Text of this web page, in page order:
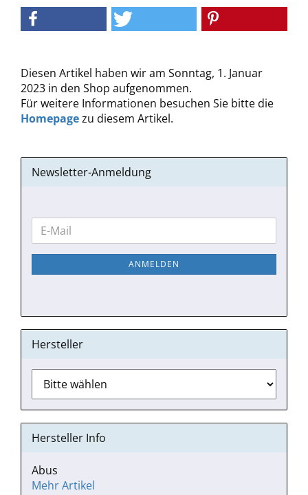
Diesen Artikel haben wir am Sonntag, 1. Januar
2023 in den Shop aufgenommen.
Für weitere Informationen besuchen Sie bitte die
Homepagezu diesem Artikel.
Newsletter-Anmeldung
WEITER
ZUR
NEWSLETTER-
E-
Mail
ANMELDEN
Hersteller
Hersteller Info
Abus
Mehr Artikel